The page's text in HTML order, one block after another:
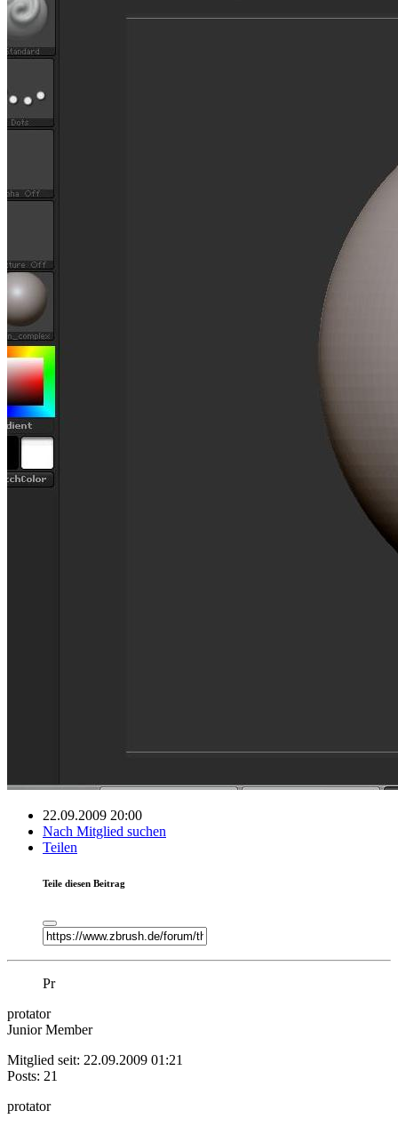
22.09.2009 20:00
Nach Mitglied suchen
Teilen
Teile diesen Beitrag
Pr
protator
Junior Member
Mitglied seit: 22.09.2009 01:21
Posts: 21
protator